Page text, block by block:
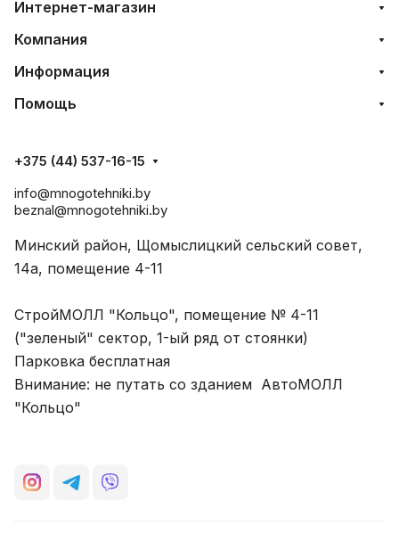
Интернет-магазин
Компания
Информация
Помощь
+375 (44) 537-16-15
info@mnogotehniki.by
beznal@mnogotehniki.by
Минский район, Щомыслицкий сельский совет,
14а, помещение 4-11
СтройМОЛЛ "Кольцо", помещение № 4-11
("зеленый" сектор, 1-ый ряд от стоянки)
Парковка бесплатная
Внимание: не путать со зданием АвтоМОЛЛ
"Кольцо"